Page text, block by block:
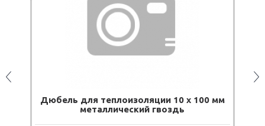
Дюбель для теплоизоляции 10 х 100 мм
металлический гвоздь